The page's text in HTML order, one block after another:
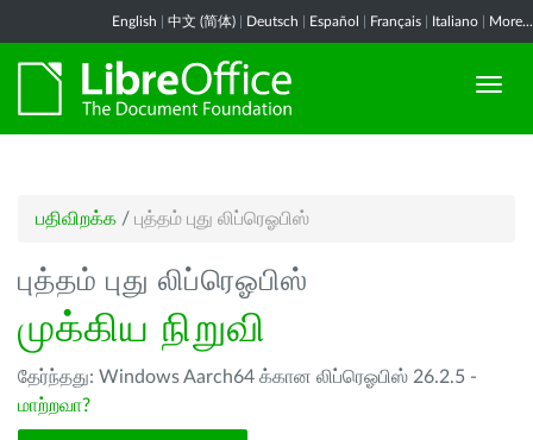
English 中文 (简体) Deutsch Español Français Italiano More...
பதிவிறக்க / புத்தம் புது லிப்ரெஓபிஸ்
புத்தம் புது லிப்ரெஓபிஸ்
முக்கிய நிறுவி
தேர்ந்தது: Windows Aarch64 க்கான லிப்ரெஓபிஸ் 26.2.5 -
மாற்றவா?